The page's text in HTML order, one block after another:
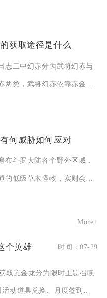
获取途径是什么
志二中幻赤分为武将幻赤与
两类，武将幻赤依靠赤金幻
何威胁如何应对
布斗罗大陆各个野外区域，
的低级草木怪物，实则会大
More+
个英雄 时间：07-29
取亢金龙分为限时主题召唤
动道具兑换、月度签到福